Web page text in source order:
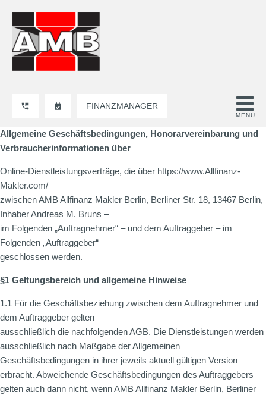
FINANZMANAGER
Allgemeine Geschäftsbedingungen, Honorarvereinbarung und
Verbraucherinformationen über
Online-Dienstleistungsverträge, die über https://www.Allfinanz-
Makler.com/
zwischen AMB Allfinanz Makler Berlin, Berliner Str. 18, 13467 Berlin,
Inhaber Andreas M. Bruns –
im Folgenden „Auftragnehmer“ – und dem Auftraggeber – im
Folgenden „Auftraggeber“ –
geschlossen werden.
§1 Geltungsbereich und allgemeine Hinweise
1.1 Für die Geschäftsbeziehung zwischen dem Auftragnehmer und
dem Auftraggeber gelten
ausschließlich die nachfolgenden AGB. Die Dienstleistungen werden
ausschließlich nach Maßgabe der Allgemeinen
Geschäftsbedingungen in ihrer jeweils aktuell gültigen Version
erbracht. Abweichende Geschäftsbedingungen des Auftraggebers
gelten auch dann nicht, wenn AMB Allfinanz Makler Berlin, Berliner